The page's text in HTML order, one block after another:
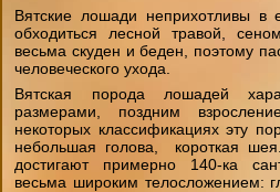
Вятские лошади неприхотливы в
обходиться лесной травой,
весьма скуден и беден, поэтому
человеческого ухода.
Вятская порода лошадей
размерами, поздним
некоторых классификациях эту
небольшая голова, короткая
достигают примерно 140-ка
весьма широким телосложением: